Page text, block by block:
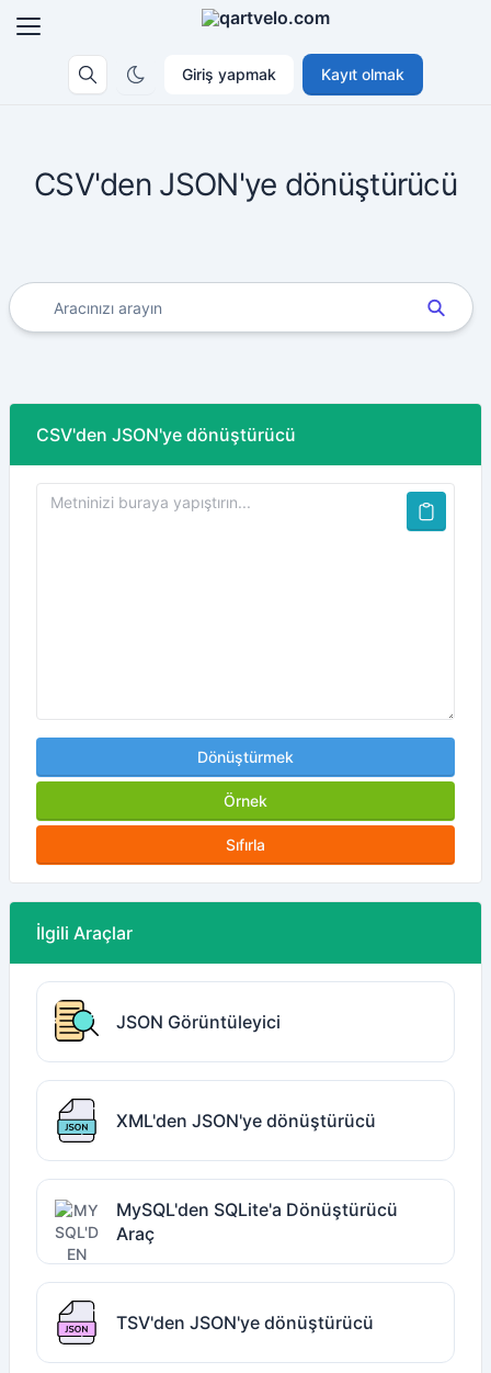
Giriş yapmak Kayıt olmak
CSV'den JSON'ye dönüştürücü
CSV'den JSON'ye dönüştürücü
Dönüştürmek
Örnek
Sıfırla
İlgili Araçlar
JSON Görüntüleyici
XML'den JSON'ye dönüştürücü
MySQL'den SQLite'a Dönüştürücü
Araç
TSV'den JSON'ye dönüştürücü